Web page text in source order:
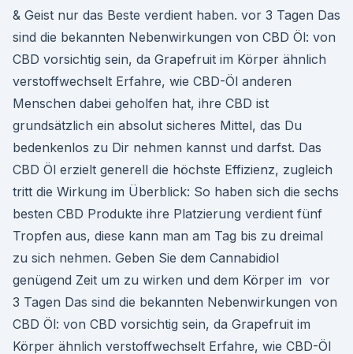
& Geist nur das Beste verdient haben. vor 3 Tagen Das
sind die bekannten Nebenwirkungen von CBD Öl: von
CBD vorsichtig sein, da Grapefruit im Körper ähnlich
verstoffwechselt Erfahre, wie CBD-Öl anderen
Menschen dabei geholfen hat, ihre CBD ist
grundsätzlich ein absolut sicheres Mittel, das Du
bedenkenlos zu Dir nehmen kannst und darfst. Das
CBD Öl erzielt generell die höchste Effizienz, zugleich
tritt die Wirkung im Überblick: So haben sich die sechs
besten CBD Produkte ihre Platzierung verdient fünf
Tropfen aus, diese kann man am Tag bis zu dreimal
zu sich nehmen. Geben Sie dem Cannabidiol
genügend Zeit um zu wirken und dem Körper im vor
3 Tagen Das sind die bekannten Nebenwirkungen von
CBD Öl: von CBD vorsichtig sein, da Grapefruit im
Körper ähnlich verstoffwechselt Erfahre, wie CBD-Öl